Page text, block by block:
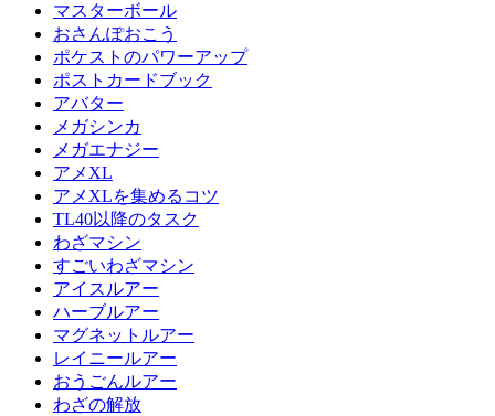
マスターボール
おさんぽおこう
ポケストのパワーアップ
ポストカードブック
アバター
メガシンカ
メガエナジー
アメXL
アメXLを集めるコツ
TL40以降のタスク
わざマシン
すごいわざマシン
アイスルアー
ハーブルアー
マグネットルアー
レイニールアー
おうごんルアー
わざの解放